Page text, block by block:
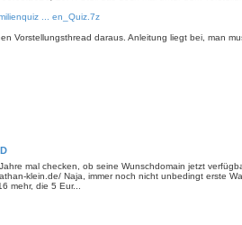
... en_Quiz.7z
Vorstellungsthread daraus. Anleitung liegt bei, man
mal checken, ob seine Wunschdomain jetzt
klein.de/ Naja, immer noch nicht unbedingt erste
mehr, die 5 Eur...